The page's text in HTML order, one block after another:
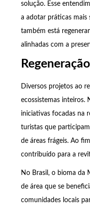
solução. Esse
a adotar práticas mais
também está
alinhadas com a
Diversos projetos ao
ecossistemas inteiros.
iniciativas focadas na
turistas que
de áreas frágeis. Ao
contribuído para a
No Brasil, o bioma da
de área que se
comunidades locais